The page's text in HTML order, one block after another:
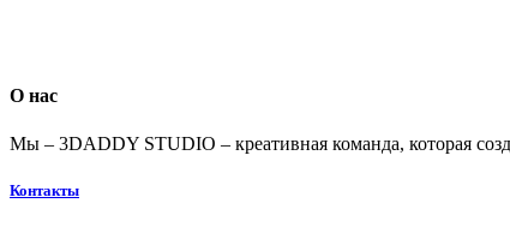
О нас
Мы – 3DADDY STUDIO – креативная команда, которая
Контакты